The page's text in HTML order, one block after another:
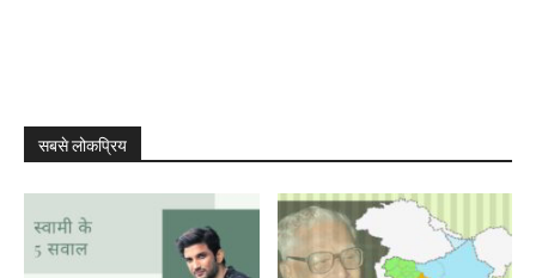
सबसे लोकप्रिय